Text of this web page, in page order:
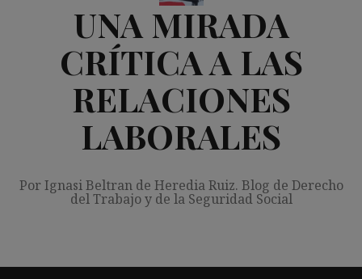
UNA MIRADA
CRÍTICA A LAS
RELACIONES
LABORALES
Por Ignasi Beltran de Heredia Ruiz. Blog de Derecho
del Trabajo y de la Seguridad Social